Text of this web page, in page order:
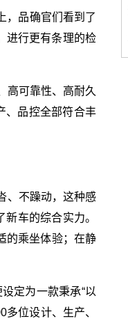
，品确官们看到了
进行更有条理的检
高可靠性、高耐久
、品控全部符合丰
、不躁动，这种感
车的综合实力。
的乘坐体验；在静
定为一款秉承“以
位设计、生产、